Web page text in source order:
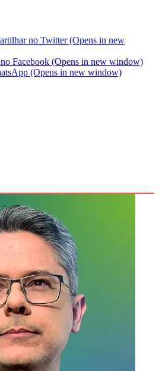
no Twitter (Opens in new
Facebook (Opens in new window)
(Opens in new window)